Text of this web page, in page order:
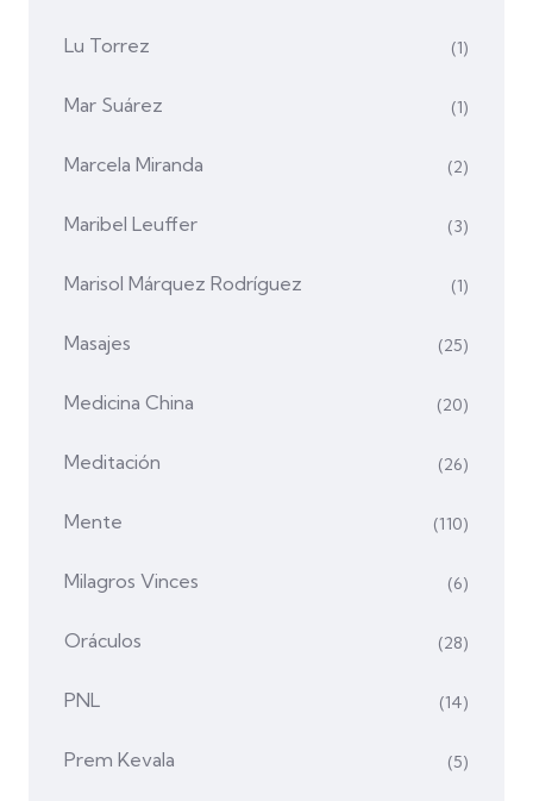
Lu Torrez (1)
Mar Suárez (1)
Marcela Miranda (2)
Maribel Leuffer (3)
Marisol Márquez Rodríguez (1)
Masajes (25)
Medicina China (20)
Meditación (26)
Mente (110)
Milagros Vinces (6)
Oráculos (28)
PNL (14)
Prem Kevala (5)